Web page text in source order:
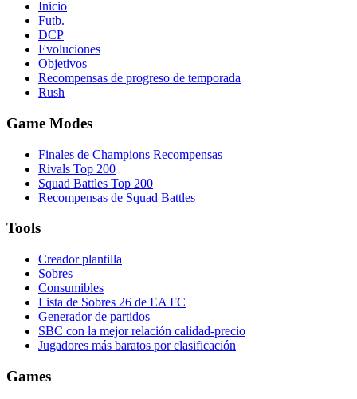
Inicio
Futb.
DCP
Evoluciones
Objetivos
Recompensas de progreso de temporada
Rush
Game Modes
Finales de Champions Recompensas
Rivals Top 200
Squad Battles Top 200
Recompensas de Squad Battles
Tools
Creador plantilla
Sobres
Consumibles
Lista de Sobres 26 de EA FC
Generador de partidos
SBC con la mejor relación calidad-precio
Jugadores más baratos por clasificación
Games